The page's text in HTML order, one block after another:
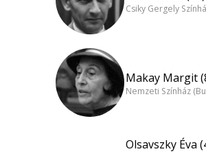
Csiky Gergely
Makay Margit
Nemzeti Színház
Olsavszky Éva